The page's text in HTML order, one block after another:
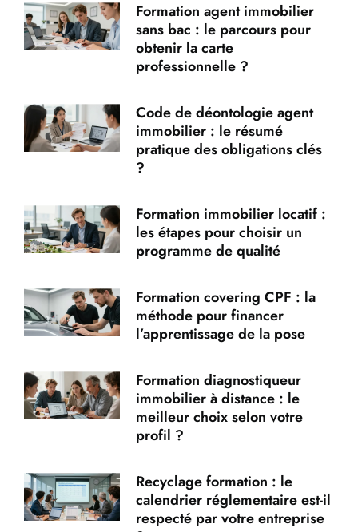
Formation agent immobilier
sans bac : le parcours pour
obtenir la carte
professionnelle ?
Code de déontologie agent
immobilier : le résumé
pratique des obligations clés
?
Formation immobilier locatif :
les étapes pour choisir un
programme de qualité
Formation covering CPF : la
méthode pour financer
l’apprentissage de la pose
Formation diagnostiqueur
immobilier à distance : le
meilleur choix selon votre
profil ?
Recyclage formation : le
calendrier réglementaire est-il
respecté par votre entreprise